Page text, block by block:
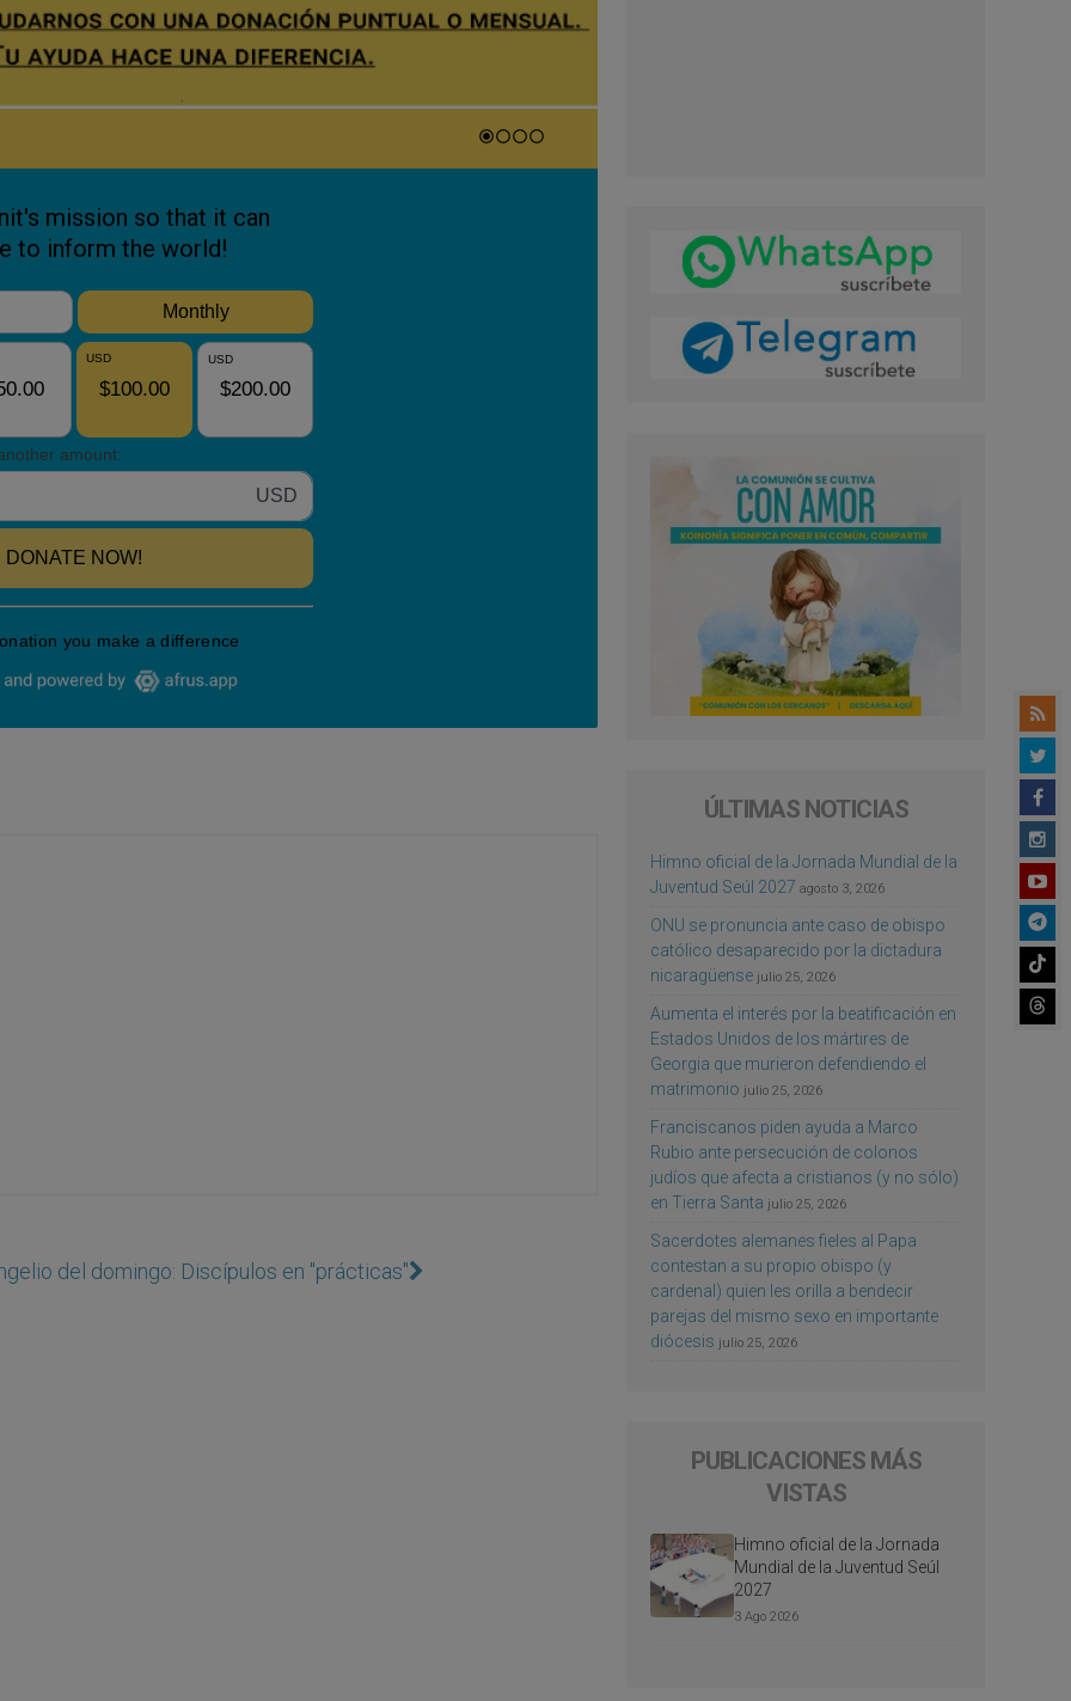
del domingo: Discípulos en "prácticas"
ÚLTIMAS NOTICIAS
Himno oficial de la Jornada Mundial de la
Juventud Seúl 2027 agosto 3, 2026
ONU se pronuncia ante caso de obispo
católico desaparecido por la dictadura
nicaragüense julio 25, 2026
Aumenta el interés por la beatificación en
Estados Unidos de los mártires de
Georgia que murieron defendiendo el
matrimonio julio 25, 2026
Franciscanos piden ayuda a Marco
Rubio ante persecución de colonos
judíos que afecta a cristianos (y no sólo)
en Tierra Santa julio 25, 2026
Sacerdotes alemanes fieles al Papa
contestan a su propio obispo (y
cardenal) quien les orilla a bendecir
parejas del mismo sexo en importante
diócesis julio 25, 2026
PUBLICACIONES MÁS
VISTAS
Himno oficial de la Jornada
Mundial de la Juventud Seúl
2027
3 Ago 2026